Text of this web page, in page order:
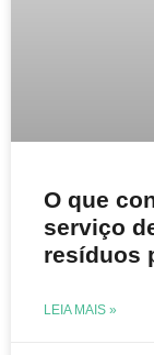
O que
serviço
resíduos
LEIA MAIS »